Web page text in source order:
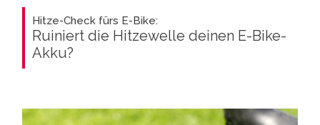
Hitze-Check fürs E-Bike:
Ruiniert die Hitzewelle deinen E-Bike-
Akku?